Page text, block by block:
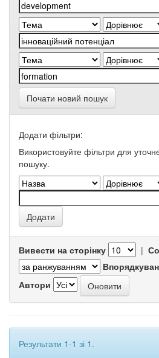
Почати новий пошук
Додати фільтри:
Використовуйте фільтри для
пошуку.
Вивести на сторінку |
Автори
Результати 1-1 зі 1.